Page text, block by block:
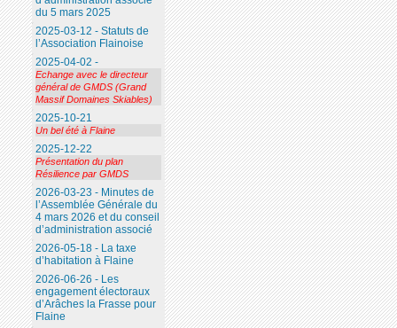
du 5 mars 2025
2025-03-12 - Statuts de
l’Association Flainoise
2025-04-02 -
Echange avec le directeur
général de GMDS (Grand
Massif Domaines Skiables)
2025-10-21
Un bel été à Flaine
2025-12-22
Présentation du plan
Résilience par GMDS
2026-03-23 - Minutes de
l’Assemblée Générale du
4 mars 2026 et du conseil
d’administration associé
2026-05-18 - La taxe
d’habitation à Flaine
2026-06-26 - Les
engagement électoraux
d’Arâches la Frasse pour
Flaine